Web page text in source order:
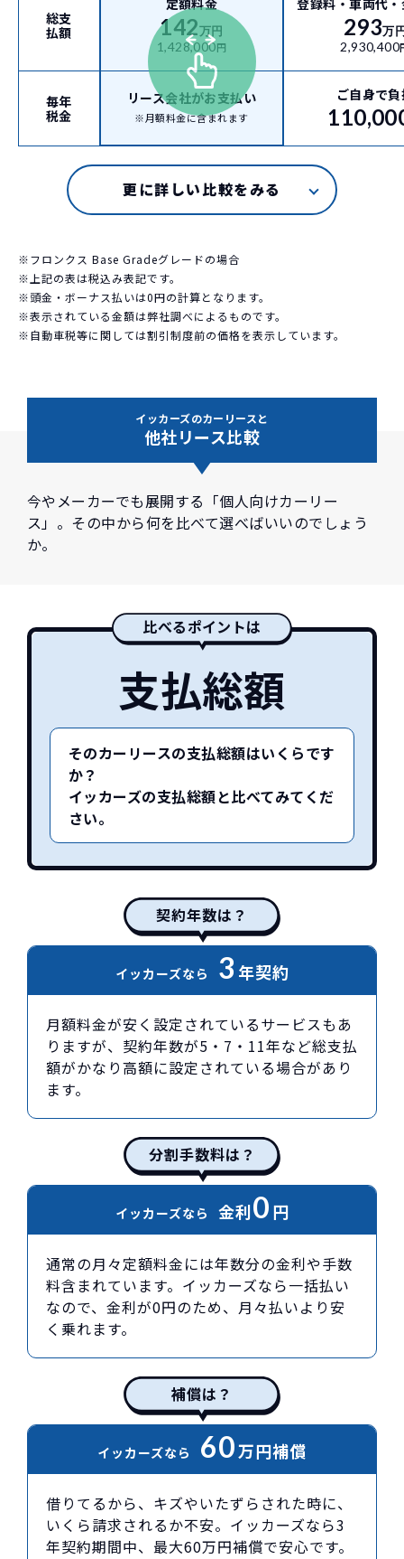
総支
払額
定額料金
142万円
1,428,000円
登録料・車両代
293万
2,930,400
毎年
税金
リース会社がお支払い
※月額料金に含まれます
ご自身で
※フロンクス Base Gradeグレードの場合
※上記の表は税込み表記です。
※頭金・ボーナス払いは0円の計算となります。
※表示されている金額は弊社調べによるものです。
※自動車税等に関しては割引制度前の価格を表示しています。
イッカーズのカーリースと
他社リース比較
今やメーカーでも展開する「個人向けカーリー
ス」。その中から何を比べて選べばいいのでしょう
か。
比べるポイントは
支払総額
そのカーリースの支払総額はいくらです
か？
イッカーズの支払総額と比べてみてくだ
さい。
契約年数は？
イッカーズなら 3 年契約
月額料金が安く設定されているサービスもあ
りますが、契約年数が5・7・11年など総支払
額がかなり高額に設定されている場合があり
ます。
分割手数料は？
イッカーズなら 金利0円
通常の月々定額料金には年数分の金利や手数
料含まれています。イッカーズなら一括払い
なので、金利が0円のため、月々払いより安
く乗れます。
補償は？
イッカーズなら 60万円補償
借りてるから、キズやいたずらされた時に、
いくら請求されるか不安。イッカーズなら3
年契約期間中、最大60万円補償で安心です。